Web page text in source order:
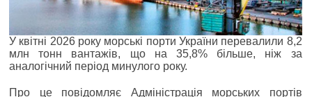
У квітні 2026 року морські порти України перевалили 8,2
млн тонн вантажів, що на 35,8% більше, ніж за
аналогічний період минулого року.
Про це повідомляє Адміністрація морських портів